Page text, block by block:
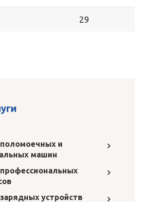
29
и
машин
устройств